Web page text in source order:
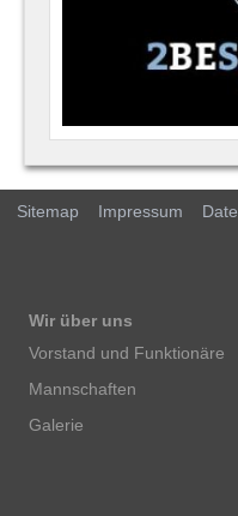
Sitemap Impressum
Wir über uns
Vorstand und Funktionäre
Mannschaften
Galerie